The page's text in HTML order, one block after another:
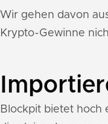
Wir gehen davon
Krypto-Gewinne
Blockpit bietet hoch